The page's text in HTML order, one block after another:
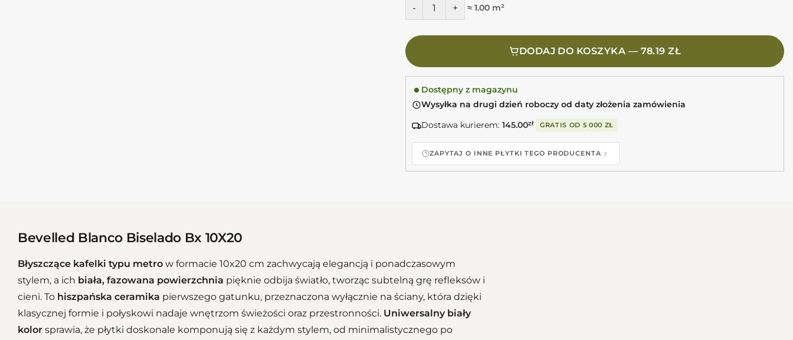
≈ 1.00 m²
DODAJ DO KOSZYKA — 78.19 ZŁ
Dostępny z magazynu
Wysyłka na drugi dzień roboczy od daty złożenia zamówienia
Dostawa kurierem: 145.00zł GRATIS OD 5 000 ZŁ
ZAPYTAJ O INNE PŁYTKI TEGO PRODUCENTA
Bevelled Blanco Biselado Bx 10X20
Błyszczące kafelki typu metro w formacie 10x20 cm zachwycają elegancją i ponadczasowym
stylem, a ich biała, fazowana powierzchnia pięknie odbija światło, tworząc subtelną grę refleksów i
cieni. To hiszpańska ceramika pierwszego gatunku, przeznaczona wyłącznie na ściany, która dzięki
klasycznej formie i połyskowi nadaje wnętrzom świeżości oraz przestronności. Uniwersalny biały
kolor sprawia, że płytki doskonale komponują się z każdym stylem, od minimalistycznego po